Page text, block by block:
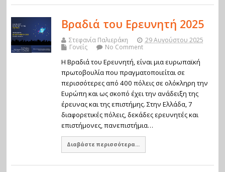
Βραδιά του Ερευνητή 2025
Στεφανία Παλιεράκη
29 Αυγούστου 2025
Γονείς
No Comment
Η Βραδιά του Ερευνητή, είναι μια ευρωπαϊκή
πρωτοβουλία που πραγματοποιείται σε
περισσότερες από 400 πόλεις σε ολόκληρη την
Ευρώπη και ως σκοπό έχει την ανάδειξη της
έρευνας και της επιστήμης. Στην Ελλάδα, 7
διαφορετικές πόλεις, δεκάδες ερευνητές και
επιστήμονες, πανεπιστήμια…
Διαβάστε περισσότερα...